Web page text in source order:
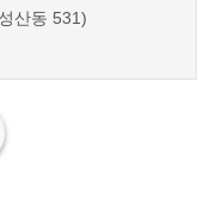
산동 531)